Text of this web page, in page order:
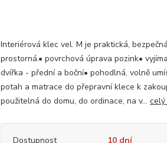
Interiérová klec vel. M je praktická,
prostorná.• povrchová úprava pozink•
dvířka - přední a boční• pohodlná, volně
potah a matrace do přepravní klece k
použitelná do domu, do ordinace, na v... celý
Dostupnost 10 dní